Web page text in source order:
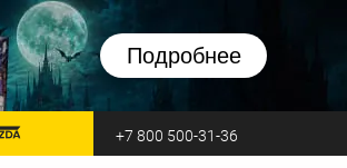
Подробнее
перейти на Zvezda +7 800 500-31-36